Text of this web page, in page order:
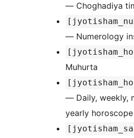
— Choghadiya
— Numerology
Muhurta
— Daily, weekly,
yearly horoscope